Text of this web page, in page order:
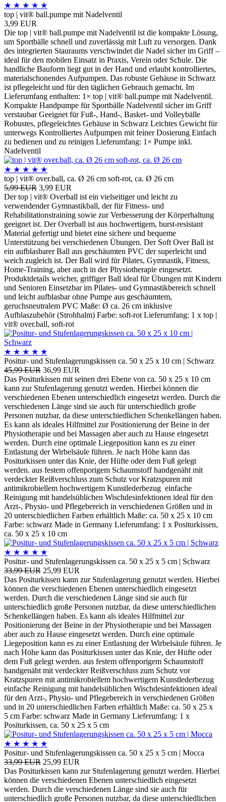
★ ★ ★ ★ ★
top | vit® ball.pumpe mit Nadelventil
3,99 EUR
Die top | vit® ball.pumpe mit Nadelventil ist die kompakte Lösung,
um Sportbälle schnell und zuverlässig mit Luft zu versorgen. Dank
des integrierten Stauraums verschwindet die Nadel sicher im Griff –
ideal für den mobilen Einsatz in Praxis, Verein oder Schule. Die
handliche Bauform liegt gut in der Hand und erlaubt kontrolliertes,
materialscho­nendes Aufpumpen. Das robuste Gehäuse in Schwarz
ist pflegeleicht und für den täglichen Gebrauch gemacht. Im
Lieferumfang enthalten: 1× top | vit® ball.pumpe mit Nadelventil.
Kompakte Handpumpe für Sportbälle Nadelventil sicher im Griff
verstaubar Geeignet für Fuß-, Hand-, Basket- und Volleybälle
Robustes, pflegeleichtes Gehäuse in Schwarz Leichtes Gewicht für
unterwegs Kontrolliertes Aufpumpen mit feiner Dosierung Einfach
zu bedienen und zu reinigen Lieferumfang: 1× Pumpe inkl.
Nadelventil
★ ★ ★ ★ ★
top | vit® over.ball, ca. Ø 26 cm soft-rot, ca. Ø 26 cm
5,99 EUR 3,99 EUR
Der top | vit® Overball ist ein vielseitiger und leicht zu
verwendender Gymnastikball, der für Fitness- und
Rehabilitationstraining sowie zur Verbesserung der Körperhaltung
geeignet ist. Der Overball ist aus hochwertigem, burst-resistant
Material gefertigt und bietet eine sichere und bequeme
Unterstützung bei verschiedenen Übungen. Der Soft Over Ball ist
ein aufblasbarer Ball aus geschäumten PVC der superleicht und
weich zugleich ist. Der Ball wird für Pilates, Gymnastik, Fitness,
Home-Training, aber auch in der Physiotherapie eingesetzt.
Produktdetails weicher, griffiger Ball ideal für Übungen mit Kindern
und Senioren Einsetzbar im Pilates- und Gymnastikbereich schnell
und leicht aufblasbar ohne Pumpe aus geschäumtem,
geruchsneutralem PVC Maße: Ø ca. 26 cm inklusive
Aufblaszubehör (Strohhalm) Farbe: soft-rot Lieferumfang: 1 x top |
vit® over.ball, soft-rot
★ ★ ★ ★ ★
Positur- und Stufenlagerungskissen ca. 50 x 25 x 10 cm | Schwarz
45,99 EUR 36,99 EUR
Das Positurkissen mit seinen drei Ebene von ca. 50 x 25 x 10 cm
kann zur Stufenlagerung genutzt werden. Hierbei können die
verschiedenen Ebenen unterschiedlich eingesetzt werden. Durch die
verschiedenen Länge sind sie auch für unterschiedlich große
Personen nutzbar, da diese unterschiedlichen Schenkellängen haben.
Es kann als ideales Hilfmittel zur Positionierung der Beine in der
Physiotherapie und bei Massagen aber auch zu Hause eingesetzt
werden. Durch eine optimale Liegeposition kann es zu einer
Entlastung der Wirbelsäule führen. Je nach Höhe kann das
Positurkissen unter das Knie, der Hüfte oder dem Fuß gelegt
werden. aus festem offenporigem Schaumstoff handgenäht mit
verdeckter Reißverschluss zum Schutz vor Kratzspuren mit
antimikrobiellem hochwertigem Kunstlederbezug einfache
Reinigung mit handelsüblichen Wischdesinfektionen ideal für den
Arzt-, Physio- und Pflegebereich in verschiedenen Größen und in
20 unterschiedlichen Farben erhältlich Maße: ca. 50 x 25 x 10 cm
Farbe: schwarz Made in Germany Lieferumfang: 1 x Positurkissen,
ca. 50 x 25 x 10 cm
★ ★ ★ ★ ★
Positur- und Stufenlagerungskissen ca. 50 x 25 x 5 cm | Schwarz
33,99 EUR 25,99 EUR
Das Positurkissen kann zur Stufenlagerung genutzt werden. Hierbei
können die verschiedenen Ebenen unterschiedlich eingesetzt
werden. Durch die verschiedenen Länge sind sie auch für
unterschiedlich große Personen nutzbar, da diese unterschiedlichen
Schenkellängen haben. Es kann als ideales Hilfmittel zur
Positionierung der Beine in der Physiotherapie und bei Massagen
aber auch zu Hause eingesetzt werden. Durch eine optimale
Liegeposition kann es zu einer Entlastung der Wirbelsäule führen. Je
nach Höhe kann das Positurkissen unter das Knie, der Hüfte oder
dem Fuß gelegt werden. aus festem offenporigem Schaumstoff
handgenäht mit verdeckter Reißverschluss zum Schutz vor
Kratzspuren mit antimikrobiellem hochwertigem Kunstlederbezug
einfache Reinigung mit handelsüblichen Wischdesinfektionen ideal
für den Arzt-, Physio- und Pflegebereich in verschiedenen Größen
und in 20 unterschiedlichen Farben erhältlich Maße: ca. 50 x 25 x
5 cm Farbe: schwarz Made in Germany Lieferumfang: 1 x
Positurkissen, ca. 50 x 25 x 5 cm
★ ★ ★ ★ ★
Positur- und Stufenlagerungskissen ca. 50 x 25 x 5 cm | Mocca
33,99 EUR 25,99 EUR
Das Positurkissen kann zur Stufenlagerung genutzt werden. Hierbei
können die verschiedenen Ebenen unterschiedlich eingesetzt
werden. Durch die verschiedenen Länge sind sie auch für
unterschiedlich große Personen nutzbar, da diese unterschiedlichen